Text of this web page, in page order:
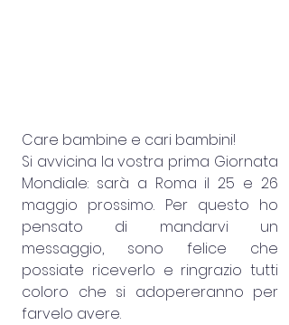
Care bambine e cari bambini!
Si avvicina la vostra prima Giornata
Mondiale: sarà a Roma il 25 e 26
maggio prossimo. Per questo ho
pensato di mandarvi un
messaggio, sono felice che
possiate riceverlo e ringrazio tutti
coloro che si adopereranno per
farvelo avere.